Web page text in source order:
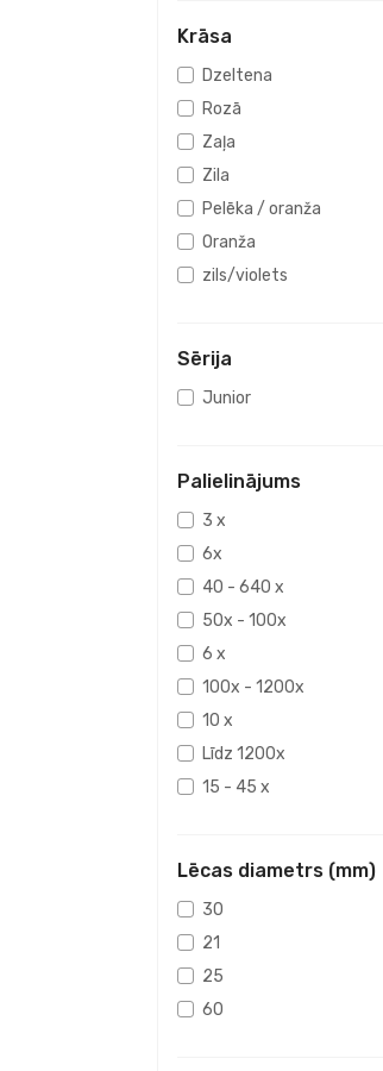
Krāsa
Dzeltena
Rozā
Zaļa
Zila
Pelēka / oranža
Oranža
zils/violets
Sērija
Junior
Palielinājums
3 x
6x
40 - 640 x
50x - 100x
6 x
100x - 1200x
10 x
Līdz 1200x
15 - 45 x
Lēcas diametrs (mm)
30
21
25
60